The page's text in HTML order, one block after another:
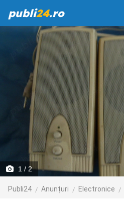
publi24.ro
1 / 2
Publi24 Anunțuri Electronice